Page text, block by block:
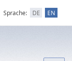
Sprache: DE EN